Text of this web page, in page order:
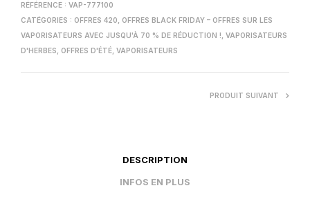
RÉFÉRENCE : VAP-777100
CATÉGORIES : OFFRES 420, OFFRES BLACK FRIDAY – OFFRES SUR LES
VAPORISATEURS AVEC JUSQU'À 70 % DE RÉDUCTION !, VAPORISATEURS
D'HERBES, OFFRES D'ÉTÉ, VAPORISATEURS
PRODUIT SUIVANT
DESCRIPTION
INFOS EN PLUS